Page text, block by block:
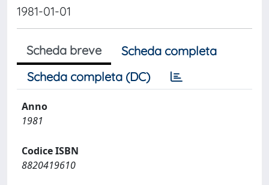
1981-01-01
Scheda breve
Scheda completa
Scheda completa (DC)
Anno
1981
Codice ISBN
8820419610